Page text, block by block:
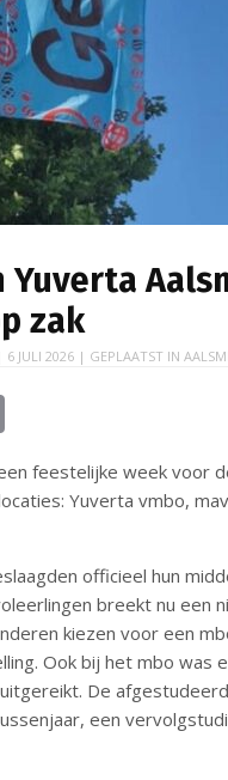
Yuverta
zak
6 JULI 2026 | GEPLAATST IN
aifeestelijke week voor
Yuverta vmbo,
officieel hun
breekt nu een
kiezen voor een
Ook bij het mbo
De
een